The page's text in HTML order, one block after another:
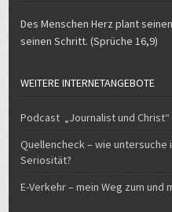
Des Menschen Herz plant
seinen Schritt. (Sprüche 16,9)
WEITERE INTERNETANGEBOTE
Podcast „Journalist und Christ“
Quellencheck – wie untersuche
Seriosität?
E-Verkehr – mein Weg zum und